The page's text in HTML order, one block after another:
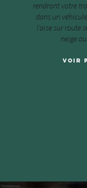
rendront votre
dans un
l'aise sur route
neige
Voir